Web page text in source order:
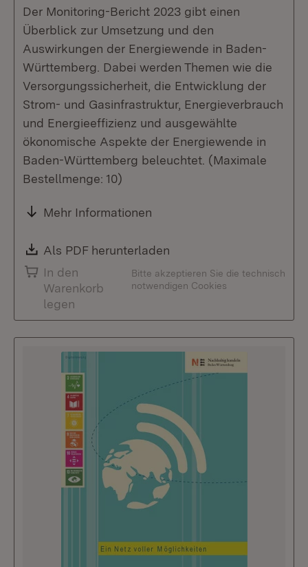
Der Monitoring-Bericht 2023 gibt einen
Überblick zur Umsetzung und den
Auswirkungen der Energiewende in Baden-
Württemberg. Dabei werden Themen wie die
Versorgungssicherheit, die Entwicklung der
Strom- und Gasinfrastruktur, Energieverbrauch
und Energieeffizienz und ausgewählte
ökonomische Aspekte der Energiewende in
Baden-Württemberg beleuchtet. (Maximale
Bestellmenge: 10)
Mehr Informationen
Download:
Als PDF herunterladen
In den
Warenkorb
legen
Bitte akzeptieren Sie die technisch
notwendigen Cookies